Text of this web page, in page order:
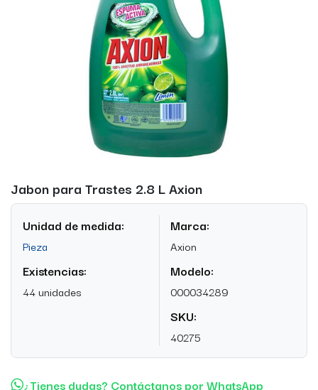
Jabon para Trastes 2.8 L Axion
Unidad de medida:
Pieza
Existencias:
44 unidades
Marca:
Axion
Modelo:
000034289
SKU:
40275
¿Tienes dudas? Contáctanos por WhatsApp